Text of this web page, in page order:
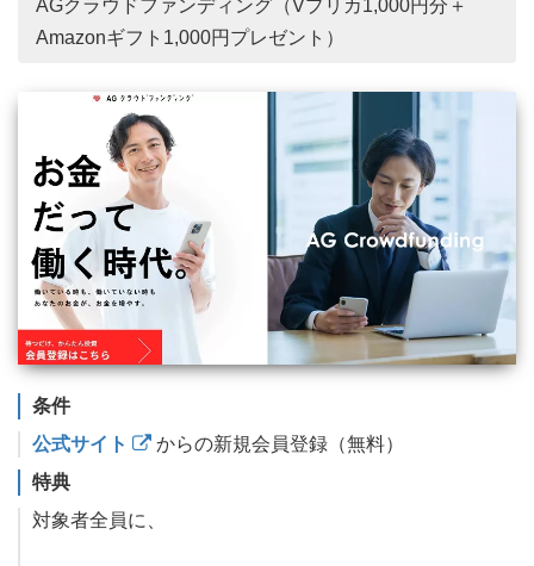
AGクラウドファンディング（Vプリカ1,000円分＋
Amazonギフト1,000円プレゼント）
条件
公式サイト
からの新規会員登録（無料）
特典
対象者全員に、